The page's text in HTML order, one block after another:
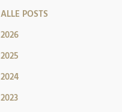
ALLE POSTS
2026
2025
2024
2023